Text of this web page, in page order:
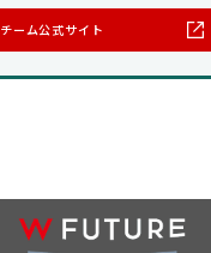
チーム公式サイト